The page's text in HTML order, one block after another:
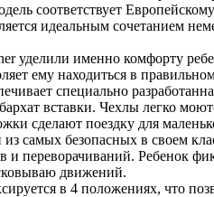
соответствует
идеальным сочетанием
уделили именно комфорту
ему находиться в
специально
вставки. Чехлы легко
сделают поездку для
из самых безопасных в своем
и переворачиваний. Ребенок
движений.
в 4 положениях, что